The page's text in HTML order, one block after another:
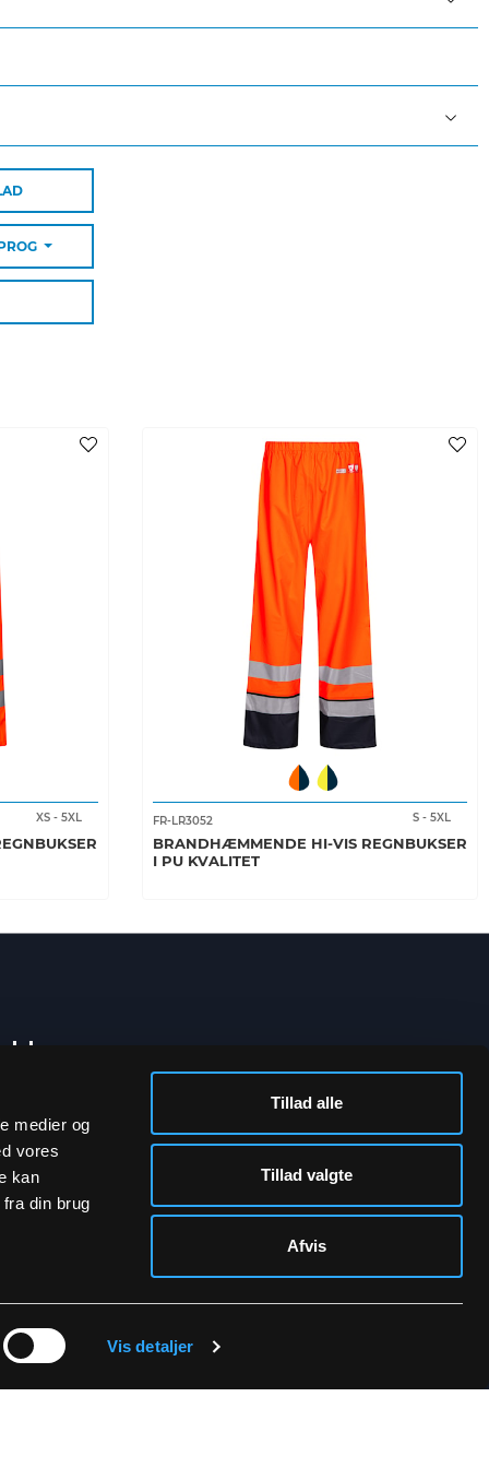
medier og
vores
kan
din brug
Vis detaljer
Tillad alle
Tillad valgte
Afvis
farver
XS - 5XL FR-LR3052
BRANDHÆMMENDE HI-VIS REGNBUKSER
I PU KVALITET
S - 5XL
privatpolitik.